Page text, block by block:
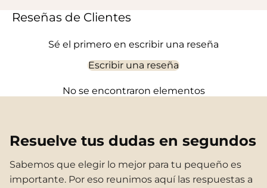
Reseñas de Clientes
Sé el primero en escribir una reseña
Escribir una reseña
No se encontraron elementos
Resuelve tus dudas en segundos
Sabemos que elegir lo mejor para tu pequeño es
importante. Por eso reunimos aquí las respuestas a